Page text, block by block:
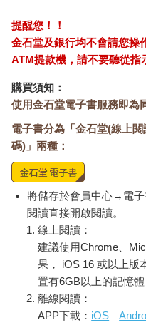
火車，以及星羅棋佈、錯綜
國家的命脈並不為過。事實
管系統，即使是最偏僻的鄉
經。日本的鐵道迷眾多，似
把日本的鐵道迷分為四種：
來把玩者；二為跑遍各地，
相機，到處拍攝列車照片者
沿線四時料理者。
大部分的人聽了這種鐵道人
鐵道迷的行列，也難怪前些
便當造成供不應求的轟動盛
重攝影器材、到處追火車的
車相關的事物，即使是耗盡
的惡名⋯⋯仍然不改其所好，
為了研究鐵道王國的種種生
所當然的。許多鐵道迷都精
道雜誌與鐵道文化出版物，
信息、交換資料，甚至有人
提醒您！！
金石堂及銀行均不會請您操
ATM提款機，請不要聽從指
購買須知：
使用金石堂電子書服務即為
電子書分為「金石堂(線上
碼)」兩種：
將儲存於會員中心→電子
閱讀直接開啟閱讀。
線上閱讀：
建議使用Chrome、
果， iOS 16 或以上版
置有6GB以上的記憶
離線閱讀：
APP下載： iOS